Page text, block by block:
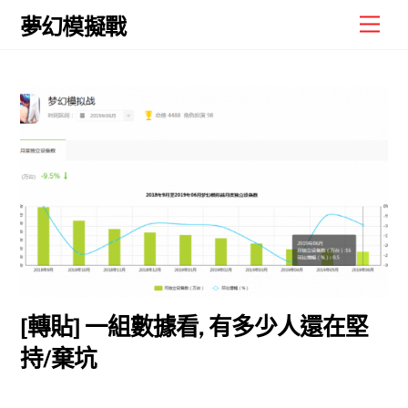
Skip
夢幻模擬戰
[轉貼] 一組數據看, 有多少人還在堅
持/棄坑